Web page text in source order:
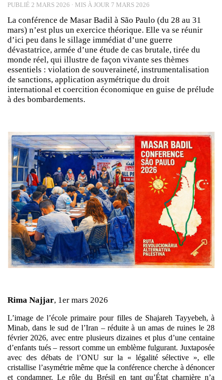
PUBLIÉ 2 MARS 2026 · MIS À JOUR 7 MARS 2026
La conférence de Masar Badil à São Paulo (du 28 au 31
mars) n’est plus un exercice théorique. Elle va se réunir
d’ici peu dans le sillage immédiat d’une guerre
dévastatrice, armée d’une étude de cas brutale, tirée du
monde réel, qui illustre de façon vivante ses thèmes
essentiels : violation de souveraineté, instrumentalisation
de sanctions, application asymétrique du droit
international et coercition économique en guise de prélude
à des bombardements.
Rima Najjar, 1er mars 2026
L’image de l’école primaire pour filles de Shajareh Tayyebeh, à
Minab, dans le sud de l’Iran – réduite à un amas de ruines le 28
février 2026, avec entre plusieurs dizaines et plus d’une centaine
d’enfants tués – ressort comme un emblème fulgurant. Juxtaposée
avec des débats de l’ONU sur la « légalité sélective », elle
cristallise l’asymétrie même que la conférence cherche à dénoncer
et condamner. Le rôle du Brésil en tant qu’État charnière n’a